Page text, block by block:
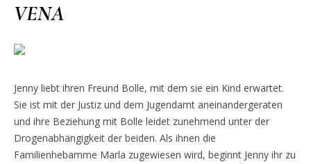
VENA
Jenny liebt ihren Freund Bolle, mit dem sie ein Kind erwartet.
Sie ist mit der Justiz und dem Jugendamt aneinandergeraten
und ihre Beziehung mit Bolle leidet zunehmend unter der
Drogenabhängigkeit der beiden. Als ihnen die
Familienhebamme Marla zugewiesen wird, beginnt Jenny ihr zu